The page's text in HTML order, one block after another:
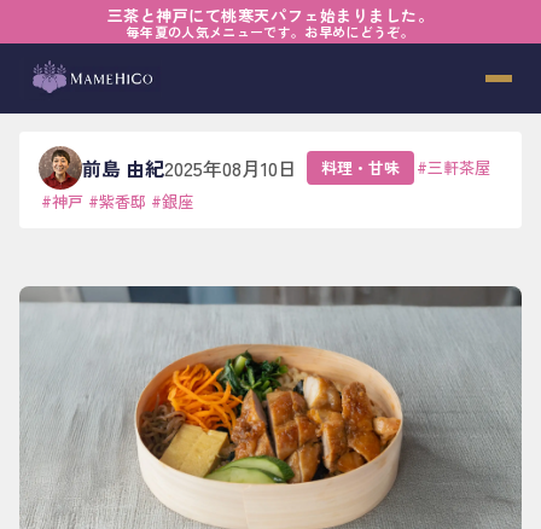
三茶と神戸にて桃寒天パフェ始まりました。
毎年夏の人気メニューです。お早めにどうぞ。
ブログ› 料理・甘味› ふたを開ければ、やさしい景色
ふたを開ければ、やさしい景色
前島 由紀2025年08月10日 料理・甘味 #三軒茶屋
#神戸 #紫香邸 #銀座